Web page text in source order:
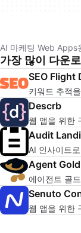
AI 마케팅 Web Apps
가장 많이 다운
SEO Flight
키워드 추적
Descrb
웹 앱을 위한
Audit
AI 인사이트
Agent Gold
에이전트 골
Senuto
웹 앱을 위한